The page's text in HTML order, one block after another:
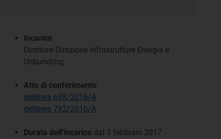
Incarico
Direttore Direzione Infrastrutture Energia e
Unbundling
Atto di conferimento
delibera 658/2016/A
delibera 792/2016/A
Durata dell'incarico dal 1 febbraio 2017